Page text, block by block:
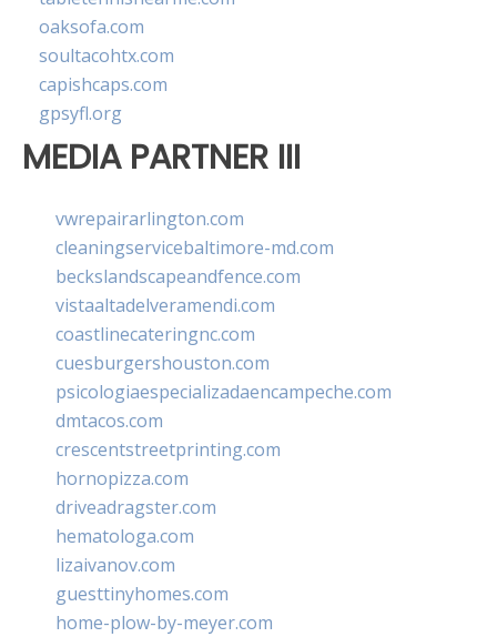
oaksofa.com
soultacohtx.com
capishcaps.com
gpsyfl.org
MEDIA PARTNER III
vwrepairarlington.com
cleaningservicebaltimore-md.com
beckslandscapeandfence.com
vistaaltadelveramendi.com
coastlinecateringnc.com
cuesburgershouston.com
psicologiaespecializadaencampeche.com
dmtacos.com
crescentstreetprinting.com
hornopizza.com
driveadragster.com
hematologa.com
lizaivanov.com
guesttinyhomes.com
home-plow-by-meyer.com